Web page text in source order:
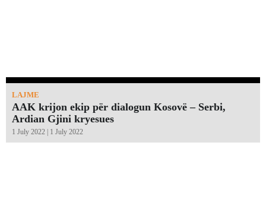
LAJME
AAK krijon ekip për dialogun Kosovë – Serbi,
Ardian Gjini kryesues
1 July 2022 | 1 July 2022